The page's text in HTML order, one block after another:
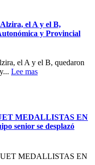
el A y el B,
y Provincial
el A y el B, quedaron
Lee mas
MEDALLISTAS EN
senior se desplazó
MEDALLISTAS EN